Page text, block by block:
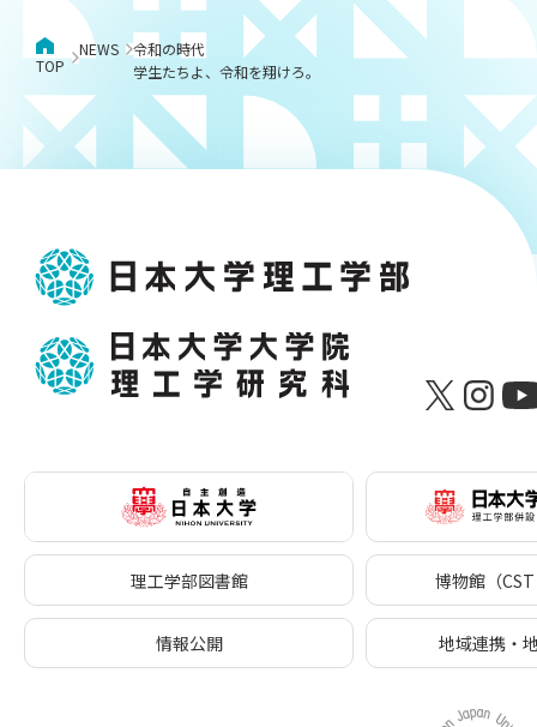
TOP
NEWS
令和の時代
学生たちよ、令和を翔けろ。
理工学部図書館 博物館（
情報公開 地域連携・